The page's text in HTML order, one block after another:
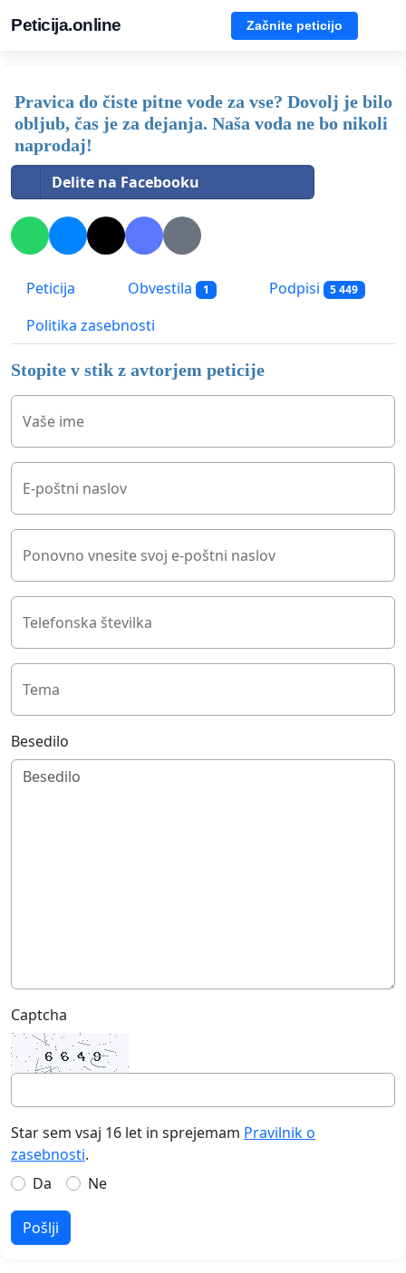
Peticija.online Začnite peticijo
Pravica do čiste pitne vode za vse? Dovolj je bilo
obljub, čas je za dejanja. Naša voda ne bo nikoli
naprodaj!
Delite na Facebooku
Peticija Obvestila 1 Podpisi 5 449
Politika zasebnosti
Stopite v stik z avtorjem peticije
Vaše ime
E-poštni naslov
Ponovno vnesite svoj e-poštni naslov
Telefonska številka
Tema
Besedilo
Captcha
Star sem vsaj 16 let in sprejemam Pravilnik o
zasebnosti.
Da
Ne
Pošlji